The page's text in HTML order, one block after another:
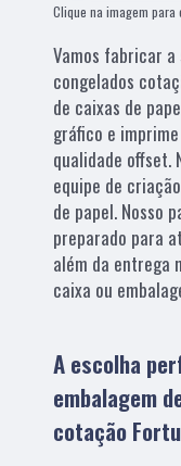
Clique na imagem para
Vamos fabricar a
congelados
de caixas de
gráfico e
qualidade offset.
equipe de
de papel. Nosso
preparado para
além da entrega
caixa ou
A escolha
embalagem
cotação